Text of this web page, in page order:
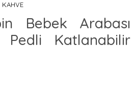
Bebek Arabası
Katlanabilir